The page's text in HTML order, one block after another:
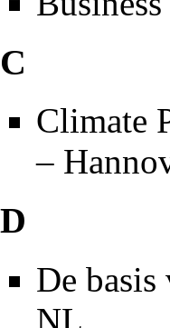
C
Climate
–
D
De basis
NL